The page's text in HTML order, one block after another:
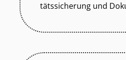
täts­si­che­rung und